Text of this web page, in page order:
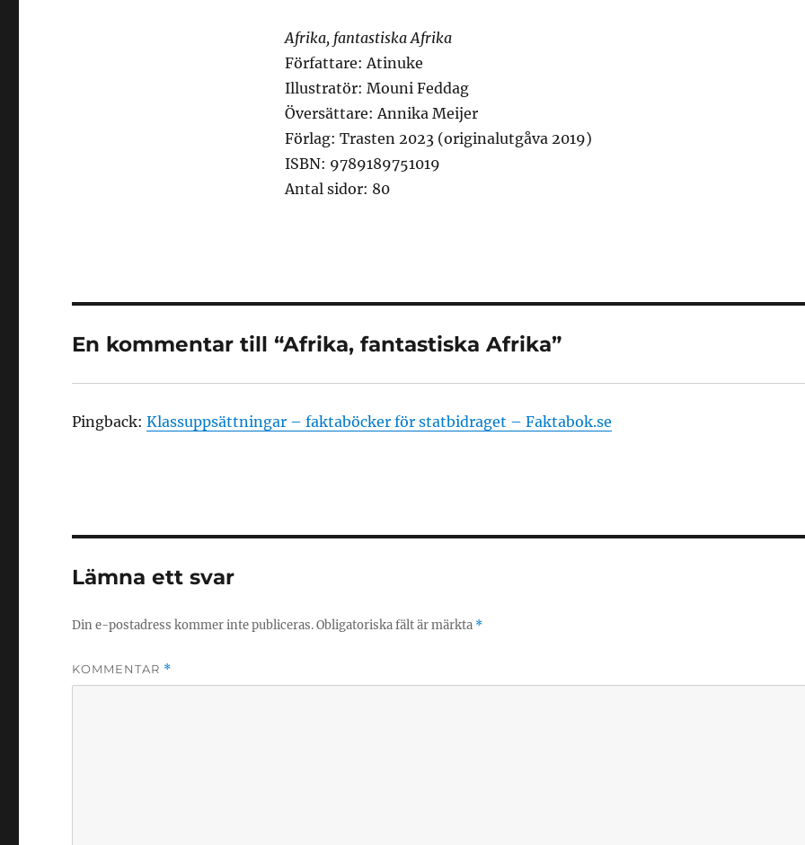
Afrika, fantastiska Afrika
Författare: Atinuke
Illustratör: Mouni Feddag
Översättare: Annika Meijer
Förlag: Trasten 2023 (originalutgåva 2019)
ISBN: 9789189751019
Antal sidor: 80
En kommentar till “Afrika, fantastiska Afrika”
Pingback:Klassuppsättningar – faktaböcker för statbidraget – Faktabok.se
Lämna ett svar
Din e-postadress kommer inte publiceras.Obligatoriska fält är märkta *
KOMMENTAR *